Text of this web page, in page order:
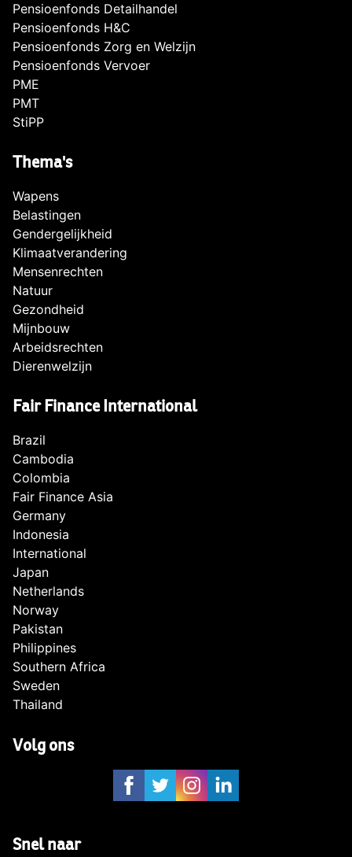
Pensioenfonds Detailhandel
Pensioenfonds H&C
Pensioenfonds Zorg en Welzijn
Pensioenfonds Vervoer
PME
PMT
StiPP
Thema's
Wapens
Belastingen
Gendergelijkheid
Klimaatverandering
Mensenrechten
Natuur
Gezondheid
Mijnbouw
Arbeidsrechten
Dierenwelzijn
Fair Finance International
Brazil
Cambodia
Colombia
Fair Finance Asia
Germany
Indonesia
International
Japan
Netherlands
Norway
Pakistan
Philippines
Southern Africa
Sweden
Thailand
Volg ons
Snel naar